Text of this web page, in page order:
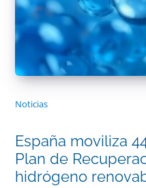
Noticias
España moviliza
Plan de
hidrógeno